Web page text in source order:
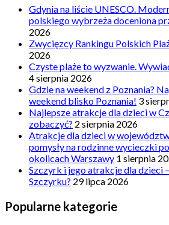
Gdynia na liście UNESCO.
polskiego wybrzeża doceniona
2026
Zwycięzcy Rankingu Polskich
2026
Czyste plaże to wyzwanie.
4 sierpnia 2026
Gdzie na weekend z Poznania?
weekend blisko Poznania! 3
Najlepsze atrakcje dla dzieci w
zobaczyć? 2 sierpnia 2026
Atrakcje dla dzieci w
pomysły na rodzinne wycieczki
okolicach Warszawy 1 sierpnia
Szczyrk i jego atrakcje dla dzieci
Szczyrku? 29 lipca 2026
Popularne kategorie